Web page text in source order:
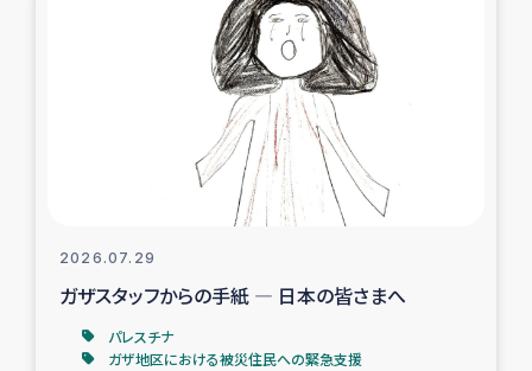
ふりかけ普及と食生活改善による栄養改善事業
フェアトレード事業
緊急支援事業
女性の生計向上を通じた子どもの栄養改善事業
民際教育
食べる
2026.07.29
ガザスタッフからの手紙 ― 日本の皆さまへ
パレスチナ
ガザ地区における被災住民への緊急支援